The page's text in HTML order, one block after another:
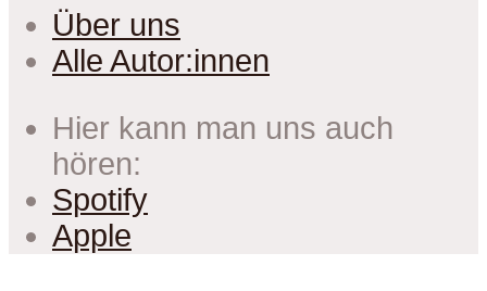
Über uns
Alle Autor:innen
Hier kann man uns auch
hören:
Spotify
Apple